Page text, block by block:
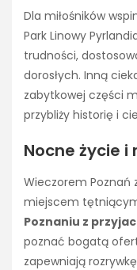
Dla miłośników
Park Linowy
trudności,
dorosłych. Inną
zabytkowej części
przybliży historię i
Nocne życie i
Wieczorem Poznań
miejscem
Poznaniu z
poznać bogatą
zapewniają